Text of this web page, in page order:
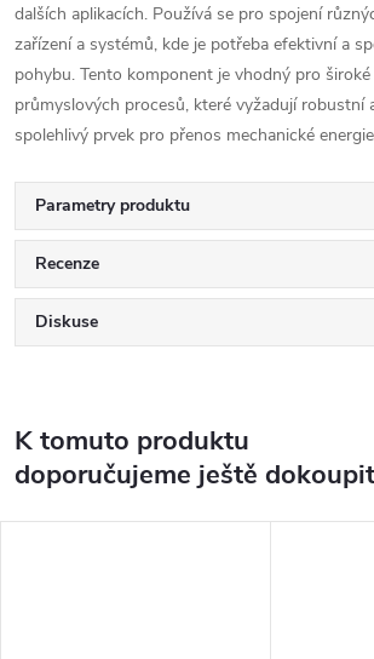
dalších aplikacích. Používá se pro spojení
zařízení a systémů, kde je potřeba efektivní a
pohybu. Tento komponent je vhodný pro
průmyslových procesů, které vyžadují robustní
spolehlivý prvek pro přenos mechanické
Parametry produktu
Recenze
Diskuse
K tomuto produktu
doporučujeme ještě dokoupit